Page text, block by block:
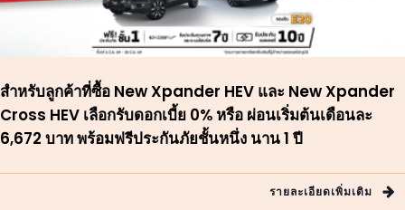
สำหรับลูกค้าที่ซื้อ New Xpander HEV และ New Xpander
Cross HEV เลือกรับดอกเบี้ย 0% หรือ ผ่อนเริ่มต้นเดือนละ
6,672 บาท พร้อมฟรีประกันภัยชั้นหนึ่ง นาน 1 ปี
รายละเอียดเพิ่มเติม